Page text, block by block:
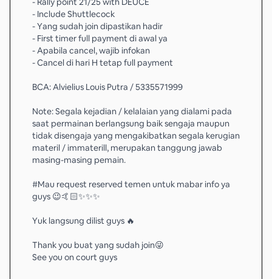
- Include Shuttlecock
- Yang sudah join dipastikan hadir
- First timer full payment di awal ya
- Apabila cancel, wajib infokan
- Cancel di hari H tetap full payment
BCA: Alvielius Louis Putra / 5335571999
Note: Segala kejadian / kelalaian yang dialami pada
saat permainan berlangsung baik sengaja maupun
tidak disengaja yang mengakibatkan segala kerugian
materil / immaterill, merupakan tanggung jawab
masing-masing pemain.
#Mau request reserved temen untuk mabar info ya
guys 😉🤙🏻✨✨✨
Yuk langsung dilist guys 🔥
Thank you buat yang sudah join😜
See you on court guys